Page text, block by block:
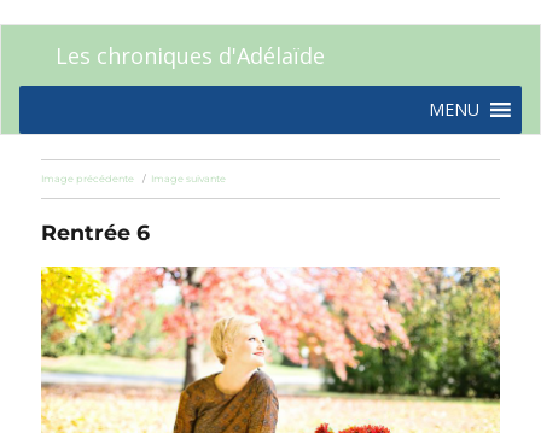
Les chroniques d'Adélaïde
MENU
Image précédente Image suivante
Rentrée 6